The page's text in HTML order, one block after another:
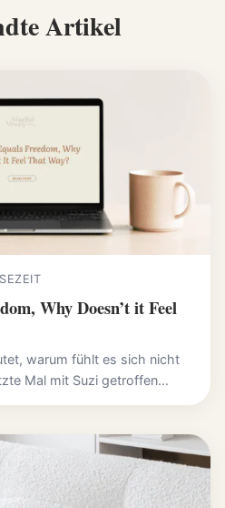
Artikel
Why Doesn’t it Feel
warum fühlt es sich nicht
Mal mit Suzi getroffen...